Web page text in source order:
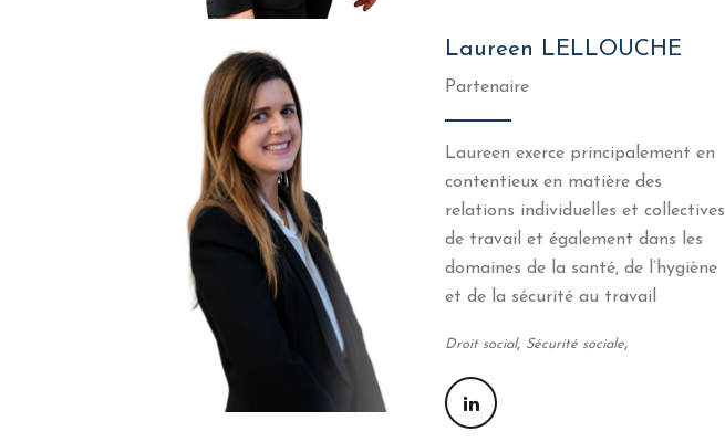
Laureen LELLOUCHE
Partenaire
Laureen exerce principalement en
contentieux en matière des
relations individuelles et collectives
de travail et également dans les
domaines de la santé, de l’hygiène
et de la sécurité au travail
Droit social, Sécurité sociale,